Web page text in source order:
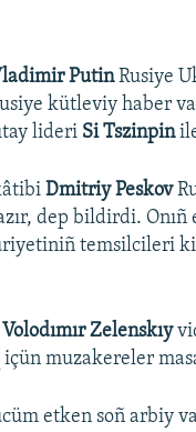
PutinRusiye
kütleviy haber
lideri Si Tszinpin
Dmitriy Peskov
dep bildirdi.
temsilcileri
Volodımır Zelenskıy
muzakereler
etken soñ arbiy